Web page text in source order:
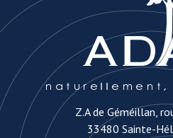
Z.A de Géméillan,
33480 Sainte-